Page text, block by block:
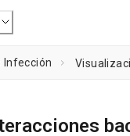
Infección